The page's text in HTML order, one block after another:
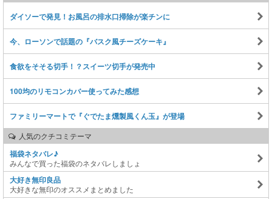
ダイソーで発見！お風呂の排水口掃除が楽チンに
今、ローソンで話題の『バスク風チーズケーキ』
食欲をそそる切手！？スイーツ切手が発売中
100均のリモコンカバー使ってみた感想
ファミリーマートで『ぐでたま燻製風くん玉』が登場
人気のクチコミテーマ
福袋ネタバレ♪
みんなで買った福袋のネタバレしましょ
大好き無印良品
大好きな無印のオススメまとめました